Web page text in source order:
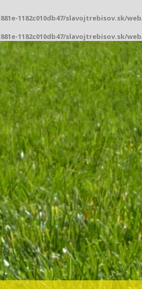
1182c010db47/slavojtrebisov.sk/
1182c010db47/slavojtrebisov.sk/